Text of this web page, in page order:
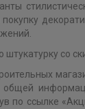
штукатурку со
общей
по ссылке